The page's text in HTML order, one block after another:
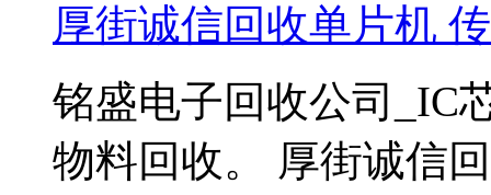
厚街诚信回收单片机
铭盛电子回收公司_IC
物料回收。 厚街诚信